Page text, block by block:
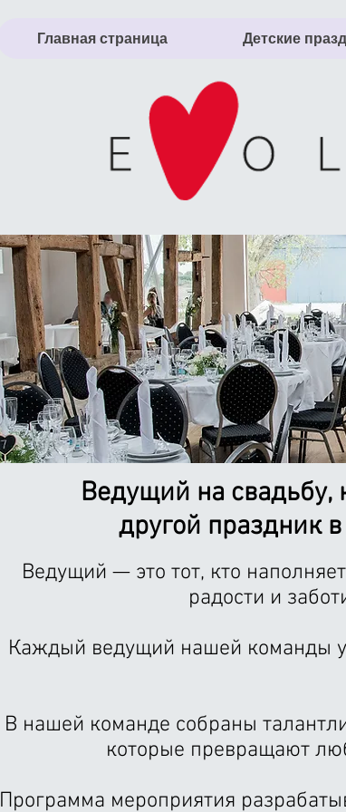
Главная страница Детские
Ведущий на свадьбу,
другой праздник
Ведущий — это тот, кто
радости и
Каждый ведущий нашей команды
В нашей команде собраны
которые превращают
Программа мероприятия